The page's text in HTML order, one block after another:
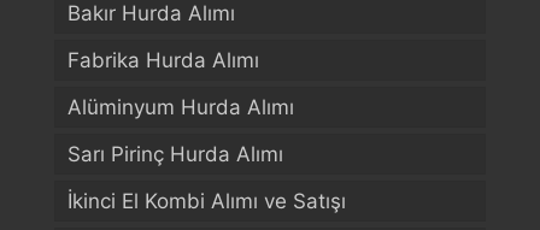
Bakır Hurda Alımı
Fabrika Hurda Alımı
Alüminyum Hurda Alımı
Sarı Pirinç Hurda Alımı
İkinci El Kombi Alımı ve Satışı